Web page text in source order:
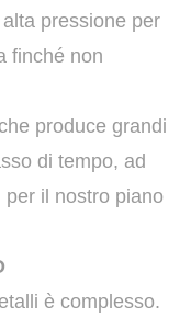
pressione per
finché non
produce grandi
di tempo, ad
il nostro piano
è complesso.